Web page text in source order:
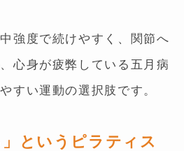
強度で続けやすく、関節へ
心身が疲弊している五月病
すい運動の選択肢です。
というピラティス